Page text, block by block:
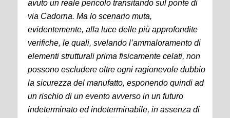
avuto un reale pericolo transitando sul ponte di
via Cadorna. Ma lo scenario muta,
evidentemente, alla luce delle più approfondite
verifiche, le quali, svelando l’ammaloramento di
elementi strutturali prima fisicamente celati, non
possono escludere oltre ogni ragionevole dubbio
la sicurezza del manufatto, esponendo quindi ad
un rischio di un evento avverso in un futuro
indeterminato ed indeterminabile, in assenza di